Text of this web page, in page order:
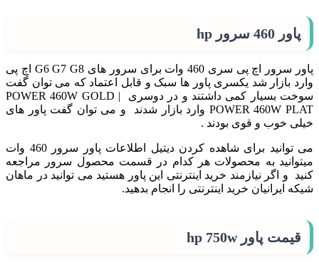
پاور 460 سرور
پاور سرور اچ پی سری 460 وات برای سرور های G6 G7 G8 اچ پی
وارد بازار شد یکسری پاور ها سبک و قابل اعتماد که می توان گفت
سوخت بسیار کمی داشتند و در دوسری POWER 460W GOLD |
POWER 460W PLAT وارد بازار شدند و می توان گفت پاور های
خیلی خوب و قوی بودند .
می توانید برای شاهده کردن دیتیل اطلاعات پاور سرور 460 وات
میتوانید به محصولات هر کدام در قسمت محصول سرور مراجعه
کنید و اگر نیازمند خرید اینترنتی این پاور هستید می توانید در ماهان
شیکه ایرانیان خرید اینترنتی را انجام بدهید.
قیمت پاور hp750w